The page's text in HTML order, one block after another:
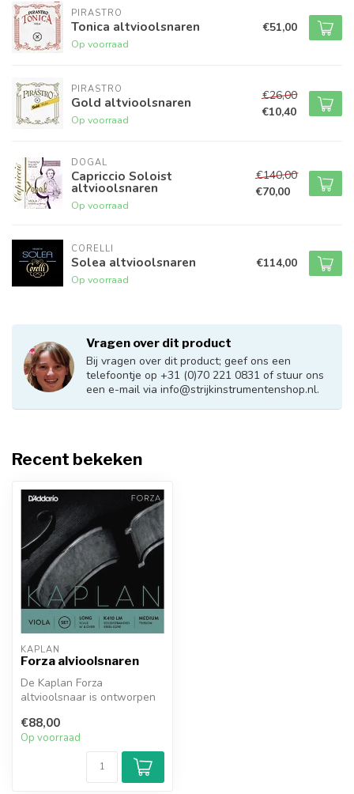
PIRASTRO
Tonica altvioolsnaren
Op voorraad
€51,00
PIRASTRO
Gold altvioolsnaren
Op voorraad
€26,00
€10,40
DOGAL
Capriccio Soloist
altvioolsnaren
Op voorraad
€140,00
€70,00
CORELLI
Solea altvioolsnaren
Op voorraad
€114,00
Vragen over dit product
Bij vragen over dit product; geef ons een
telefoontje op +31 (0)70 221 0831 of stuur ons
een e-mail via info@strijkinstrumentenshop.nl.
Recent bekeken
KAPLAN
Forza alvioolsnaren
De Kaplan Forza
altvioolsnaar is ontworpen
(semi)professione...
€88,00
Op voorraad